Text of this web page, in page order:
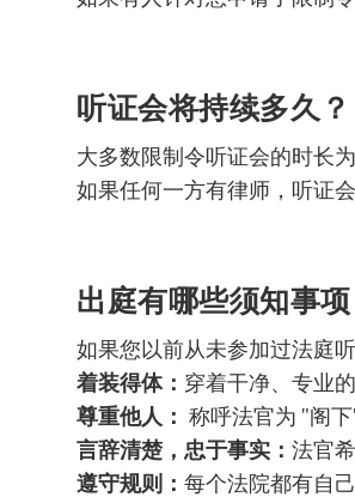
听证会将持续多久？
大多数限制令听证会的时长
如果任何一方有律师，听证
出庭有哪些须知事项
如果您以前从未参加过法庭
着装得体： 穿着干净、专业
尊重他人： 称呼法官为 "阁
言辞清楚，忠于事实： 法官
遵守规则： 每个法院都有自